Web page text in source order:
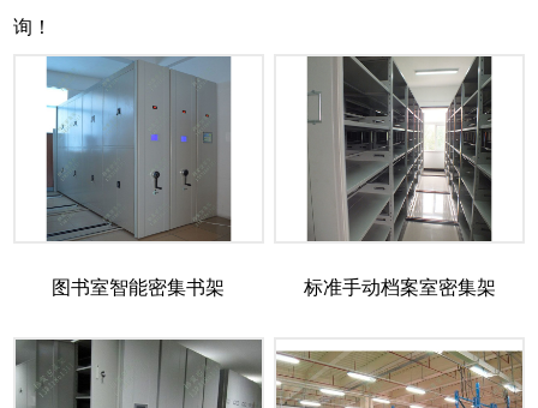
询！
图书室智能密集书架 标准手动档案室密集架